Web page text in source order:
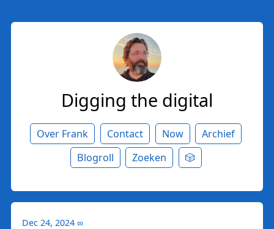
Digging the digital
Over Frank Contact Now
Archief
Blogroll
Zoeken 🎲
Dec 24, 2024 ∞